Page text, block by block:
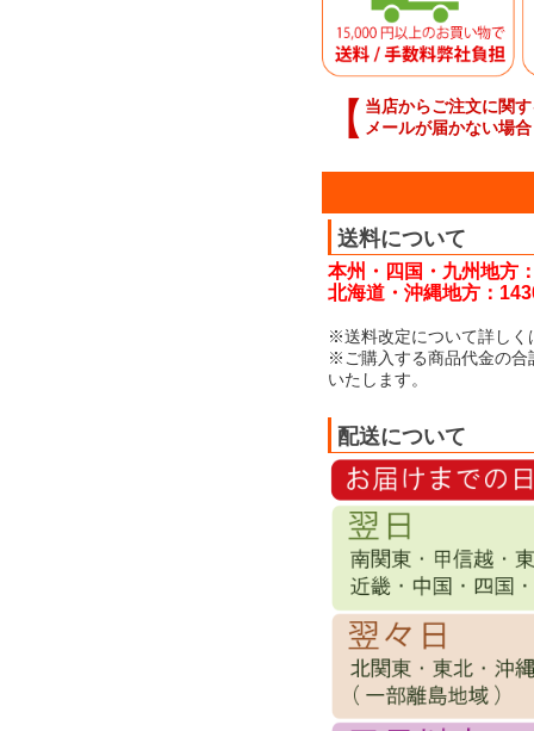
【 当店からご注文に関
メールが届かない場合
送料について
本州・四国・九州地方
北海道・沖縄地方：
※送料改定について詳しく
※ご購入する商品代金の合
いたします。
配送について